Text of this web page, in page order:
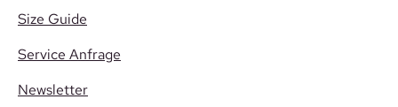
Size Guide
Service Anfrage
Newsletter